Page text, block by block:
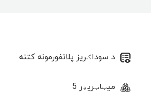
د سوداګریز پلاتفورمونه کتنه
میټاټریډر 5